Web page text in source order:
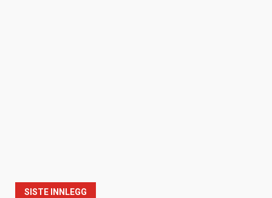
SISTE INNLEGG